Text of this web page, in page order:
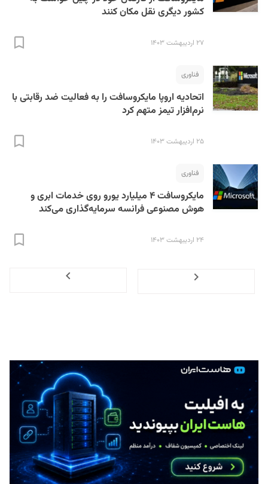
کشور دیگری نقل مکان کنند
۲۷ اردیبهشت ۱۴۰۳
فناوری
اتحادیه اروپا مایکروسافت را به فعالیت ضد رقابتی با
نرم‌افزار تیمز متهم کرد
۲۵ اردیبهشت ۱۴۰۳
فناوری
مایکروسافت ۴ میلیارد یورو روی خدمات ابری و
هوش مصنوعی فرانسه سرمایه‌گذاری می‌کند
۲۴ اردیبهشت ۱۴۰۳